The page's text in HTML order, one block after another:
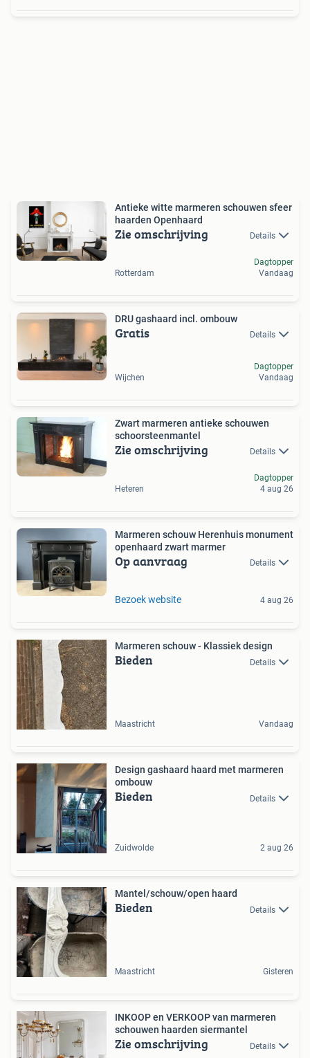
Antieke witte marmeren schouwen sfeer
haarden Openhaard
Zie omschrijving Details
Rotterdam
Dagtopper
Vandaag
DRU gashaard incl. ombouw
Gratis Details
Wijchen
Dagtopper
Vandaag
Zwart marmeren antieke schouwen
schoorsteenmantel
Zie omschrijving Details
Heteren
Dagtopper
4 aug 26
Marmeren schouw Herenhuis monument
openhaard zwart marmer
Op aanvraag Details
Bezoek website 4 aug 26
Marmeren schouw - Klassiek design
Bieden Details
Maastricht Vandaag
Design gashaard haard met marmeren
ombouw
Bieden Details
Zuidwolde 2 aug 26
Mantel/schouw/open haard
Bieden Details
Maastricht Gisteren
INKOOP en VERKOOP van marmeren
schouwen haarden siermantel
Zie omschrijving Details